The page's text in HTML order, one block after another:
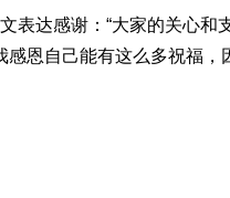
表达感谢：“大家的关心
感恩自己能有这么多祝福，